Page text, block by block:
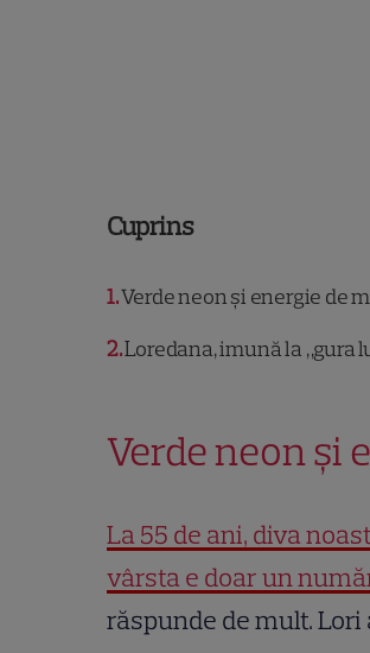
Cuprins
1Verde neon și energie de
2Loredana, imună la „gura
Verde neon și
La 55 de ani, diva
vârsta e doar un
răspunde de mult.